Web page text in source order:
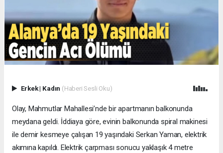
Erkek| Kadın (Haberi Sesli Oku)
Olay, Mahmutlar Mahallesi’nde bir apartmanın balkonunda
meydana geldi. İddiaya göre, evinin balkonunda spiral makinesi
ile demir kesmeye çalışan 19 yaşındaki Serkan Yaman, elektrik
akımına kapıldı. Elektrik çarpması sonucu yaklaşık 4 metre